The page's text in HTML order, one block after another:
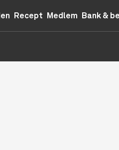
Recept Medlem Bank &